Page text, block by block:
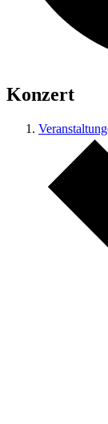
Konzert